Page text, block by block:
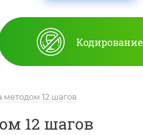
Кодирование
12 шагов
12 шагов